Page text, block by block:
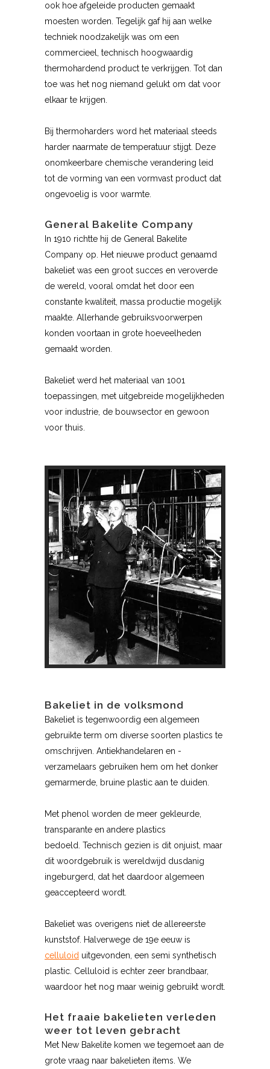
ook hoe afgeleide producten gemaakt
moesten worden. Tegelijk gaf hij aan welke
techniek noodzakelijk was om een
commercieel, technisch hoogwaardig
thermohardend product te verkrijgen. Tot dan
toe was het nog niemand gelukt om dat voor
elkaar te krijgen.
Bij thermoharders word het materiaal steeds
harder naarmate de temperatuur stijgt. Deze
onomkeerbare chemische verandering leid
tot de vorming van een vormvast product dat
ongevoelig is voor warmte.
General Bakelite Company
In 1910 richtte hij de General Bakelite
Company op. Het nieuwe product genaamd
bakeliet was een groot succes en veroverde
de wereld, vooral omdat het door een
constante kwaliteit, massa productie mogelijk
maakte. Allerhande gebruiksvoorwerpen
konden voortaan in grote hoeveelheden
gemaakt worden.
Bakeliet werd het materiaal van 1001
toepassingen, met uitgebreide mogelijkheden
voor industrie, de bouwsector en gewoon
voor thuis.
Bakeliet in de volksmond
Bakeliet is tegenwoordig een algemeen
gebruikte term om diverse soorten plastics te
omschrijven. Antiekhandelaren en -
verzamelaars gebruiken hem om het donker
gemarmerde, bruine plastic aan te duiden.
Met phenol worden de meer gekleurde,
transparante en andere plastics
bedoeld. Technisch gezien is dit onjuist, maar
dit woordgebruik is wereldwijd dusdanig
ingeburgerd, dat het daardoor algemeen
geaccepteerd wordt.
Bakeliet was overigens niet de allereerste
kunststof. Halverwege de 19e eeuw is
celluloid uitgevonden, een semi synthetisch
plastic. Celluloid is echter zeer brandbaar,
waardoor het nog maar weinig gebruikt wordt.
Het fraaie bakelieten verleden
weer tot leven gebracht
Met New Bakelite komen we tegemoet aan de
grote vraag naar bakelieten items. We